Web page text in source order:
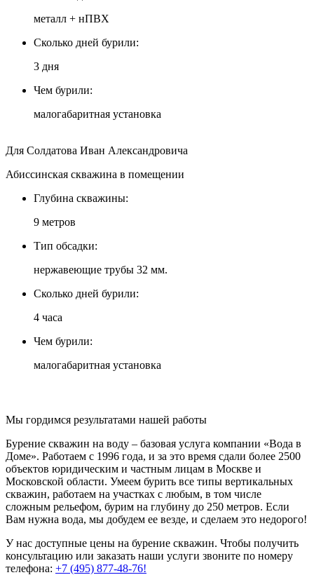
металл + нПВХ
Сколько дней бурили:
3 дня
Чем бурили:
малогабаритная установка
Для Солдатова Иван Александровича
Абиссинская скважина в помещении
Глубина скважины:
9 метров
Тип обсадки:
нержавеющие трубы 32 мм.
Сколько дней бурили:
4 часа
Чем бурили:
малогабаритная установка
Мы гордимся результатами нашей работы
Бурение скважин на воду – базовая услуга компании «Вода в
Доме». Работаем с 1996 года, и за это время сдали более 2500
объектов юридическим и частным лицам в Москве и
Московской области. Умеем бурить все типы вертикальных
скважин, работаем на участках с любым, в том числе
сложным рельефом, бурим на глубину до 250 метров. Если
Вам нужна вода, мы добудем ее везде, и сделаем это недорого!
У нас доступные цены на бурение скважин. Чтобы получить
консультацию или заказать наши услуги звоните по номеру
телефона: +7 (495) 877-48-76!